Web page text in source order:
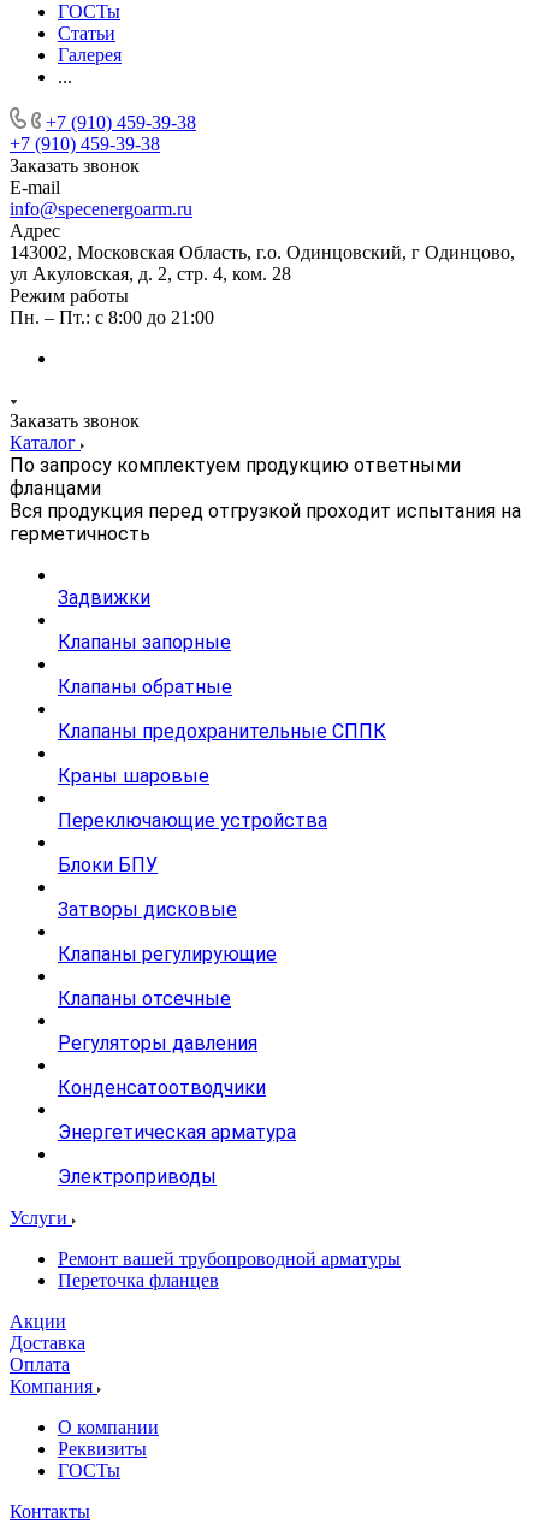
ГОСТы
Статьи
Галерея
...
+7 (910) 459-39-38
+7 (910) 459-39-38
Заказать звонок
E-mail
info@specenergoarm.ru
Адрес
143002, Московская Область, г.о. Одинцовский, г Одинцово,
ул Акуловская, д. 2, стр. 4, ком. 28
Режим работы
Пн. – Пт.: с 8:00 до 21:00
Заказать звонок
Каталог
По запросу комплектуем продукцию ответными
фланцами
Вся продукция перед отгрузкой проходит испытания на
герметичность
Задвижки
Клапаны запорные
Клапаны обратные
Клапаны предохранительные СППК
Краны шаровые
Переключающие устройства
Блоки БПУ
Затворы дисковые
Клапаны регулирующие
Клапаны отсечные
Регуляторы давления
Конденсатоотводчики
Энергетическая арматура
Электроприводы
Услуги
Ремонт вашей трубопроводной арматуры
Переточка фланцев
Акции
Доставка
Оплата
Компания
О компании
Реквизиты
ГОСТы
Контакты